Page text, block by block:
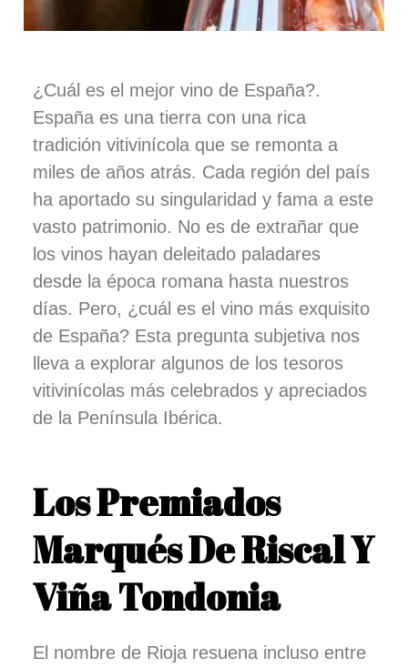
¿Cuál es el mejor vino de España?.
España es una tierra con una rica
tradición vitivinícola que se remonta a
miles de años atrás. Cada región del país
ha aportado su singularidad y fama a este
vasto patrimonio. No es de extrañar que
los vinos hayan deleitado paladares
desde la época romana hasta nuestros
días. Pero, ¿cuál es el vino más exquisito
de España? Esta pregunta subjetiva nos
lleva a explorar algunos de los tesoros
vitivinícolas más celebrados y apreciados
de la Península Ibérica.
Los Premiados
Marqués De Riscal Y
Viña Tondonia
El nombre de Rioja resuena incluso entre